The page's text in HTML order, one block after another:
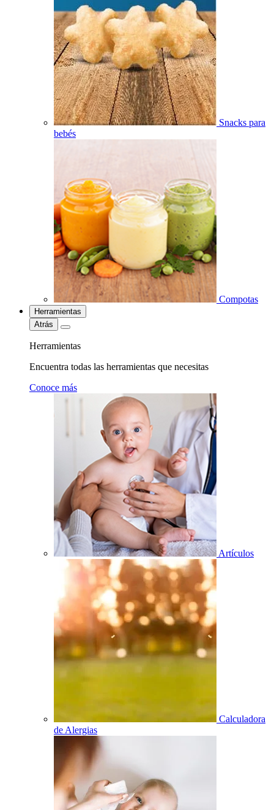
Snacks para
bebés
Compotas
Herramientas
Atrás
Herramientas
Encuentra todas las herramientas que necesitas
Conoce más
Artículos
Calculadora
de Alergias